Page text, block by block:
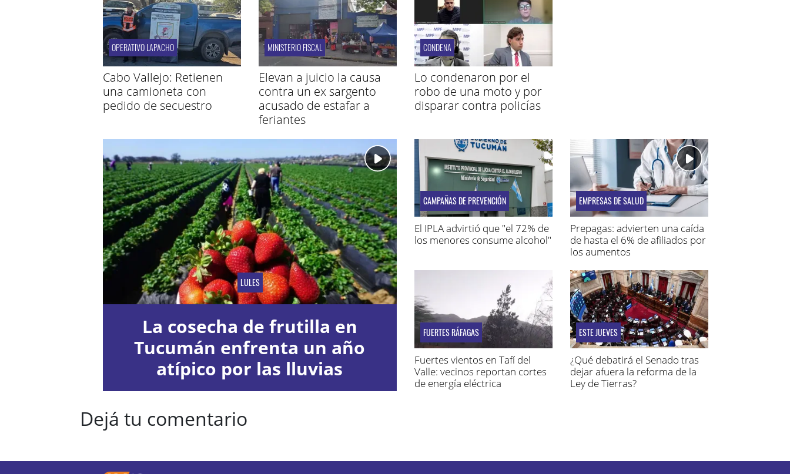
OPERATIVO LAPACHO
Cabo Vallejo: Retienen
una camioneta con
pedido de secuestro
MINISTERIO FISCAL
Elevan a juicio la causa
contra un ex sargento
acusado de estafar a
feriantes
CONDENA
Lo condenaron por el
robo de una moto y por
disparar contra policías
LULES
La cosecha de frutilla en
Tucumán enfrenta un año
atípico por las lluvias
CAMPAÑAS DE PREVENCIÓN
El IPLA advirtió que "el 72% de
los menores consume alcohol"
EMPRESAS DE SALUD
Prepagas: advierten una caída
de hasta el 6% de afiliados por
los aumentos
FUERTES RÁFAGAS
Fuertes vientos en Tafí del
Valle: vecinos reportan cortes
de energía eléctrica
ESTE JUEVES
¿Qué debatirá el Senado tras
dejar afuera la reforma de la
Ley de Tierras?
Dejá tu comentario